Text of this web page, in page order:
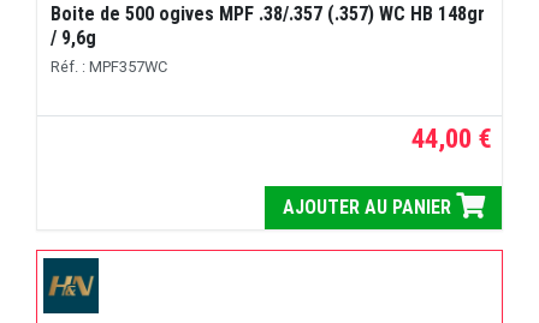
Boite de 500 ogives MPF .38/.357 (.357) WC HB 148gr
/ 9,6g
Réf. : MPF357WC
44,00 €
AJOUTER AU PANIER